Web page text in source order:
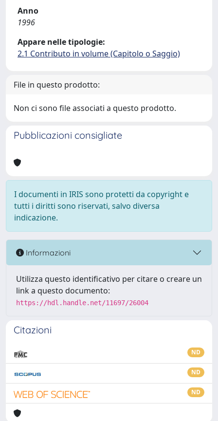
Anno
1996
Appare nelle tipologie:
2.1 Contributo in volume (Capitolo o Saggio)
File in questo prodotto:
Non ci sono file associati a questo prodotto.
Pubblicazioni consigliate
I documenti in IRIS sono protetti da copyright e
tutti i diritti sono riservati, salvo diversa
indicazione.
Informazioni
Utilizza questo identificativo per citare o creare un
link a questo documento:
https://hdl.handle.net/11697/26004
Citazioni
ND
ND
ND